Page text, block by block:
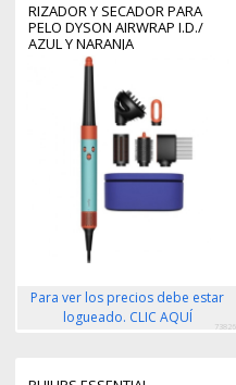
RIZADOR Y SECADOR PARA
PELO DYSON AIRWRAP I.D./
AZUL Y NARANJA
Para ver los precios debe estar
logueado. CLIC AQUÍ
73826